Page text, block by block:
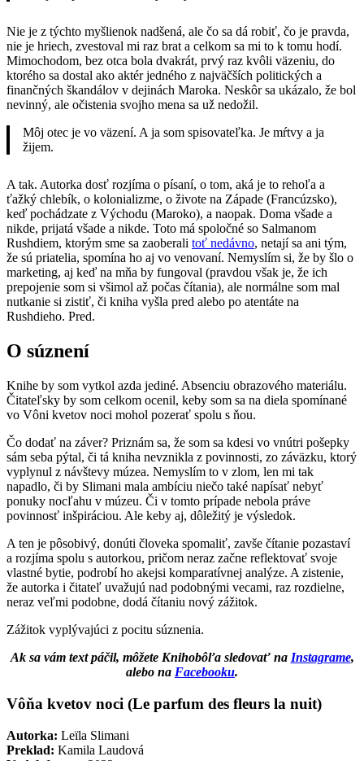
Nie je z týchto myšlienok nadšená, ale čo sa dá robiť, čo je pravda,
nie je hriech, zvestoval mi raz brat a celkom sa mi to k tomu hodí.
Mimochodom, bez otca bola dvakrát, prvý raz kvôli väzeniu, do
ktorého sa dostal ako aktér jedného z najväčších politických a
finančných škandálov v dejinách Maroka. Neskôr sa ukázalo, že bol
nevinný, ale očistenia svojho mena sa už nedožil.
Môj otec je vo väzení. A ja som spisovateľka. Je mŕtvy a ja
žijem.
A tak. Autorka dosť rozjíma o písaní, o tom, aká je to rehoľa a
ťažký chlebík, o kolonializme, o živote na Západe (Francúzsko),
keď pochádzate z Východu (Maroko), a naopak. Doma všade a
nikde, prijatá všade a nikde. Toto má spoločné so Salmanom
Rushdiem, ktorým sme sa zaoberali toť nedávno, netají sa ani tým,
že sú priatelia, spomína ho aj vo venovaní. Nemyslím si, že by šlo o
marketing, aj keď na mňa by fungoval (pravdou však je, že ich
prepojenie som si všimol až počas čítania), ale normálne som mal
nutkanie si zistiť, či kniha vyšla pred alebo po atentáte na
Rushdieho. Pred.
O súznení
Knihe by som vytkol azda jediné. Absenciu obrazového materiálu.
Čitateľsky by som celkom ocenil, keby som sa na diela spomínané
vo Vôni kvetov noci mohol pozerať spolu s ňou.
Čo dodať na záver? Priznám sa, že som sa kdesi vo vnútri pošepky
sám seba pýtal, či tá kniha nevznikla z povinnosti, zo záväzku, ktorý
vyplynul z návštevy múzea. Nemyslím to v zlom, len mi tak
napadlo, či by Slimani mala ambíciu niečo také napísať nebyť
ponuky nocľahu v múzeu. Či v tomto prípade nebola práve
povinnosť inšpiráciou. Ale keby aj, dôležitý je výsledok.
A ten je pôsobivý, donúti človeka spomaliť, zavše čítanie pozastaví
a rozjíma spolu s autorkou, pričom neraz začne reflektovať svoje
vlastné bytie, podrobí ho akejsi komparatívnej analýze. A zistenie,
že autorka i čitateľ uvažujú nad podobnými vecami, raz rozdielne,
neraz veľmi podobne, dodá čítaniu nový zážitok.
Zážitok vyplývajúci z pocitu súznenia.
Ak sa vám text páčil, môžete Knihobôľa sledovať na Instagrame,
alebo na Facebooku.
Vôňa kvetov noci (Le parfum des fleurs la nuit)
Autorka: Leïla Slimani
Preklad: Kamila Laudová